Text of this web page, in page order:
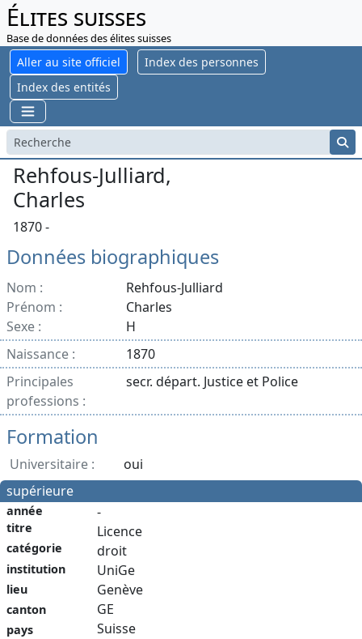
Élites suisses
Base de données des élites suisses
Aller au site officiel
Index des personnes
Index des entités
Rehfous-Julliard,
Charles
1870 -
Données biographiques
Nom :
Rehfous-Julliard
Prénom :
Charles
Sexe :
H
Naissance :
1870
Principales
professions :
secr. départ. Justice et Police
Formation
Universitaire :
oui
supérieure
année
titre
catégorie
institution
lieu
canton
pays
-
Licence
droit
UniGe
Genève
GE
Suisse